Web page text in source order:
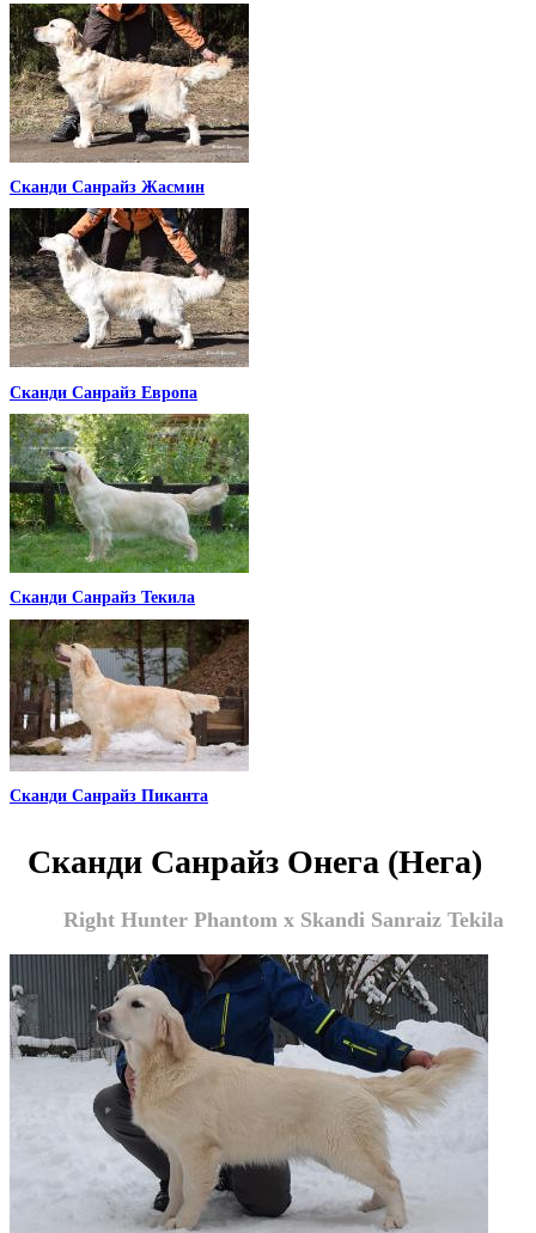
Сканди Санрайз Жасмин
Сканди Санрайз Европа
Сканди Санрайз Текила
Сканди Санрайз Пиканта
Сканди Санрайз Онега (Нега)
Right Hunter Phantom x Skandi Sanraiz Tekila